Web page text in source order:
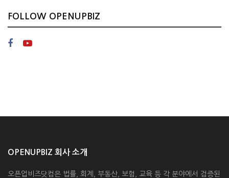
FOLLOW OPENUPBIZ
OPENUPBIZ 회사 소개
오픈업비즈닷컴은 법률, 회계, 부동산, 보험, 교육 등 각 분야에서 검증된